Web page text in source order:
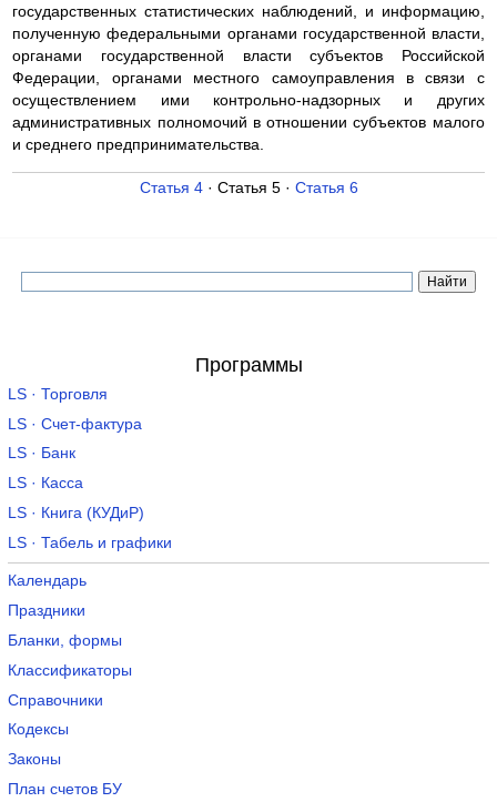
государственных статистических наблюдений, и информацию,
полученную федеральными органами государственной власти,
органами государственной власти субъектов Российской
Федерации, органами местного самоуправления в связи с
осуществлением ими контрольно-надзорных и других
административных полномочий в отношении субъектов малого
и среднего предпринимательства.
Статья 4· Статья 5 · Статья 6
Программы
LS · Торговля
LS · Счет-фактура
LS · Банк
LS · Касса
LS · Книга (КУДиР)
LS · Табель и графики
Календарь
Праздники
Бланки, формы
Классификаторы
Справочники
Кодексы
Законы
План счетов БУ